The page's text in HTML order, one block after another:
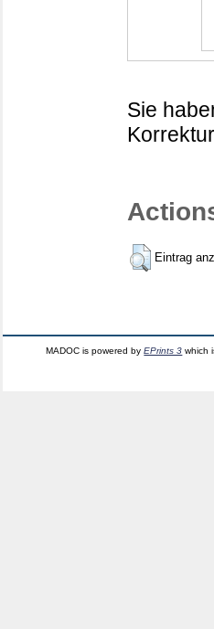
Sie
Eintrag
MADOC is powered byEPrints 3 which